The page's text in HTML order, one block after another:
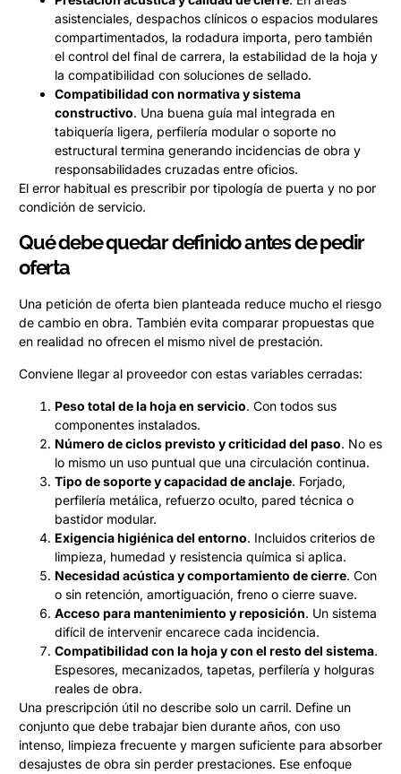
asistenciales, despachos clínicos o espacios modulares
compartimentados, la rodadura importa, pero también
el control del final de carrera, la estabilidad de la hoja y
la compatibilidad con soluciones de sellado.
Compatibilidad con normativa y sistema
constructivo. Una buena guía mal integrada en
tabiquería ligera, perfilería modular o soporte no
estructural termina generando incidencias de obra y
responsabilidades cruzadas entre oficios.
El error habitual es prescribir por tipología de puerta y no por
condición de servicio.
Qué debe quedar definido antes de pedir
oferta
Una petición de oferta bien planteada reduce mucho el riesgo
de cambio en obra. También evita comparar propuestas que
en realidad no ofrecen el mismo nivel de prestación.
Conviene llegar al proveedor con estas variables cerradas:
Peso total de la hoja en servicio. Con todos sus
componentes instalados.
Número de ciclos previsto y criticidad del paso. No es
lo mismo un uso puntual que una circulación continua.
Tipo de soporte y capacidad de anclaje. Forjado,
perfilería metálica, refuerzo oculto, pared técnica o
bastidor modular.
Exigencia higiénica del entorno. Incluidos criterios de
limpieza, humedad y resistencia química si aplica.
Necesidad acústica y comportamiento de cierre. Con
o sin retención, amortiguación, freno o cierre suave.
Acceso para mantenimiento y reposición. Un sistema
difícil de intervenir encarece cada incidencia.
Compatibilidad con la hoja y con el resto del sistema.
Espesores, mecanizados, tapetas, perfilería y holguras
reales de obra.
Una prescripción útil no describe solo un carril. Define un
conjunto que debe trabajar bien durante años, con uso
intenso, limpieza frecuente y margen suficiente para absorber
desajustes de obra sin perder prestaciones. Ese enfoque